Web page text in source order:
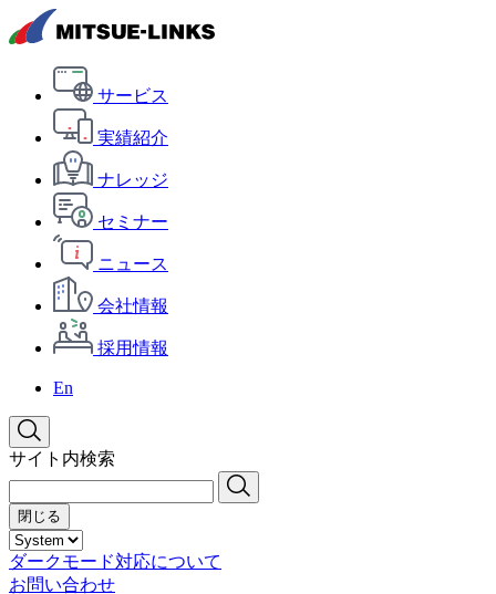
サービス
実績紹介
ナレッジ
セミナー
ニュース
会社情報
採用情報
En
サイト内検索
閉じる
ダークモード対応について
お問い合わせ